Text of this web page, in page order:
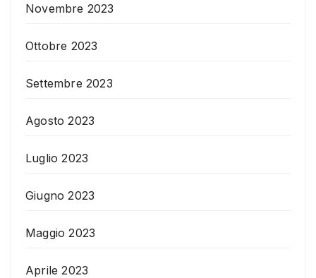
Novembre 2023
Ottobre 2023
Settembre 2023
Agosto 2023
Luglio 2023
Giugno 2023
Maggio 2023
Aprile 2023